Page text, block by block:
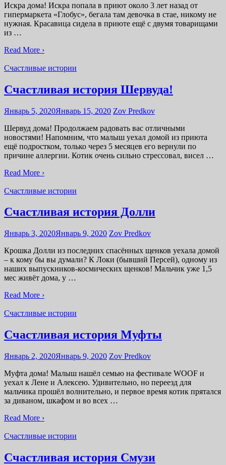
Искра дома! Искра попала в приют около 3 лет назад от
гипермаркета «Глобус», бегала там девочка в стае, никому не
нужная. Красавица сидела в приюте ещё с двумя товарищами
из …
Read More ›
Счастливые истории
Счастливая история Шервуда!
Январь 5, 2020Январь 15, 2020 Zov Predkov
Шервуд дома! Продолжаем радовать вас отличными
новостями! Напомним, что малыш уехал домой из приюта
ещё подростком, только через 5 месяцев его вернули по
причине аллергии. Котик очень сильно стрессовал, висел …
Read More ›
Счастливые истории
Счастливая история Долли
Январь 3, 2020Январь 9, 2020 Zov Predkov
Крошка Долли из последних спасённых щенков уехала домой
– к кому бы вы думали? К Локи (бывший Персей), одному из
наших выпускников-космических щенков! Мальчик уже 1,5
мес живёт дома, у …
Read More ›
Счастливые истории
Счастливая история Муфты
Январь 2, 2020Январь 9, 2020 Zov Predkov
Муфта дома! Малыш нашёл семью на фестивале WOOF и
уехал к Лене и Алексею. Удивительно, но переезд для
мальчика прошёл волнительно, и первое время котик прятался
за диваном, шкафом и во всех …
Read More ›
Счастливые истории
Счастливая история Смузи